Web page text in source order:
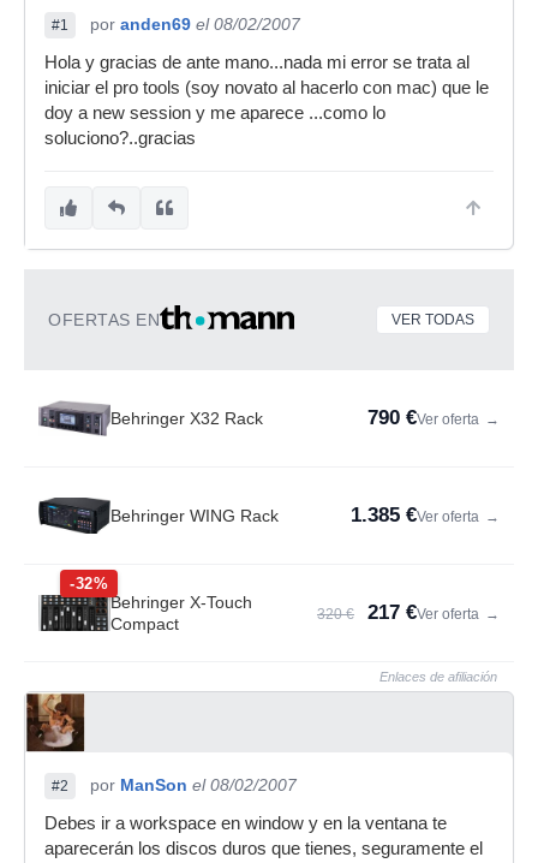
#1 por anden69 el 08/02/2007
Hola y gracias de ante mano...nada mi error se trata al
iniciar el pro tools (soy novato al hacerlo con mac) que le
doy a new session y me aparece ...como lo
soluciono?..gracias
OFERTAS EN VER TODAS
Behringer X32 Rack 790 €Ver oferta →
Behringer WING Rack 1.385 €Ver oferta →
-32%
Behringer X-Touch
Compact
320 € 217 €Ver oferta →
Enlaces de afiliación
#2 por ManSon el 08/02/2007
Debes ir a workspace en window y en la ventana te
aparecerán los discos duros que tienes, seguramente el